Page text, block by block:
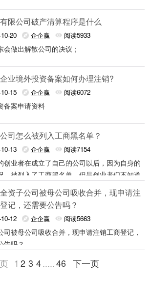
与罚款时间挂钩，时间越长罚款越多。
人社会保险受影响，无法领取养老金，个人
公司没经营注销难吗、零申报的公司好注销吗
和零申报公司相比其他正常运营的公司还是比
的。
公司和零申报公司大多属于为展开经营活动的
债权债务或已将债权债务清算完结，可以直接
注销，在网上办理即可。
流程：
算组
算工作
权人申报债权
算方案
注销流程：
：核查是不是有未缴清社保费用，后面注销
：核查是否有未缴清税款或价格，后面注销
、地税
体：企业需自行登报公示，宣告企业即将注
局：申请企业注销登记，注销公司执照
户不再经营的，应当到工商登记机关办理注销
户变更经营者的，应当在办理注销登记后，由
的个体工商户在家庭成员间变更经营者的，依
定办理变更手续。
商户条例》第十二条 个体工商户不再从事经
，应当到登记机关办理注销登记。
关报送年度报告。
户应当对其年度报告的真实性、合法性负责。
户年度报告办法由国务院工商行政管理部门制
有限公司破产清算程序是什么
20 企企赢 阅读5933
会做出解散公司的决议；
日内成立清算组，开始清算。
公司的清算组由股东组成；
理公司财产，分别编制资产负债表和财产清
知、公告债权人；
理与清算有关的公司未了结的业务；
缴所欠税款以及清算过程中产生的税款；
理债权、债务；
理公司清偿债务后的剩余财产；
企业境外投资备案如何办理注销?
15 企企赢 阅读6072
备案申请资料
资的主体信息(投资主体的营业执照、公司章
代表人身份证等文件的复印件)。
资的构成自有资金金额
资主体(上海公司)近一个月财务报表；
资主体(上海公司)股东会决议1份：
业中英文名称、设立方式、经营范围、所属
册资本(中方占股份比例、外方占股份比例)、
等信息，
贷款需提供营业执照复印件的身份证和个人
月财务报表并加盖公章
资的构成贷款资金金额，需要贷款合同一
容、规模、产品/市场、配套基础设施、投资回
公司怎么被列入工商黑名单？
13 企企赢 阅读7154
创业者在成立了自己的公司以后，因为自身的
，被列入了工商黑名单，但是创业者们不知道
公司后，这是怎么回事呢，下面小编就来为大
下，相信能够帮到创业者们。
公司工商黑名单怎么回事：
有按照规定每年的七月之前做好年度公示，因
规定是，一家企业要在第二年做好上一年度的
，公司的经营情况主要经营哪些业务，如果你
做好公示的话，就会被列入工商黑名单。
度公示中有弄虚作假的情况，就会直接被列入
单的，只要被查到，所以企业的年度公示一定
的情况来填写，这是你上海注册公司后，作为
记的住所，就是我们一直说的实际经营场所联
这家公司，就会被列入经营异常的，所以你所
所，一定要在工商部门能够联系的到的你这家
商黑名单的企业，很多都是因为不注意到这几
全资子公司被母公司吸收合并，现申请注
记，还需要公告吗？
12 企企赢 阅读5663
司被母公司吸收合并，现申请注销工商登记，
告吗？
全资子公司的吸收合并，就是相当于把全资子
1 2 3 4.....46 下一页